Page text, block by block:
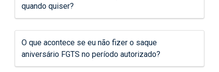
quando quiser?
O que acontece se eu não fizer o saque
aniversário FGTS no período autorizado?